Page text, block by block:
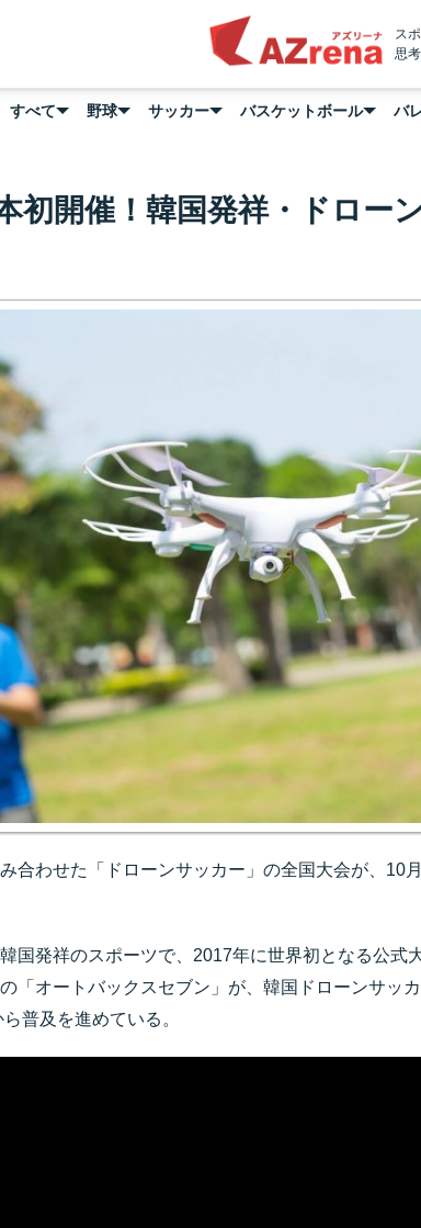
ス
思
すべて 野球 サッカー バスケットボール バ
初開催！韓国発祥・ドロー
合わせた「ドローンサッカー」の全国大会が、10
国発祥のスポーツで、2017年に世界初となる公式
「オートバックスセブン」が、韓国ドローンサッ
普及を進めている。